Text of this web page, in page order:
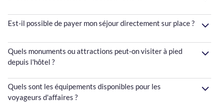
Est-il possible de payer mon séjour directement sur place ?
Quels monuments ou attractions peut-on visiter à pied
depuis l'hôtel ?
Quels sont les équipements disponibles pour les
voyageurs d'affaires ?